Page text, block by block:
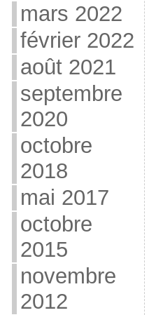
mars 2022
février 2022
août 2021
septembre
2020
octobre
2018
mai 2017
octobre
2015
novembre
2012